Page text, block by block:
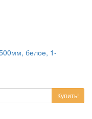
белое, 1-
Купить!